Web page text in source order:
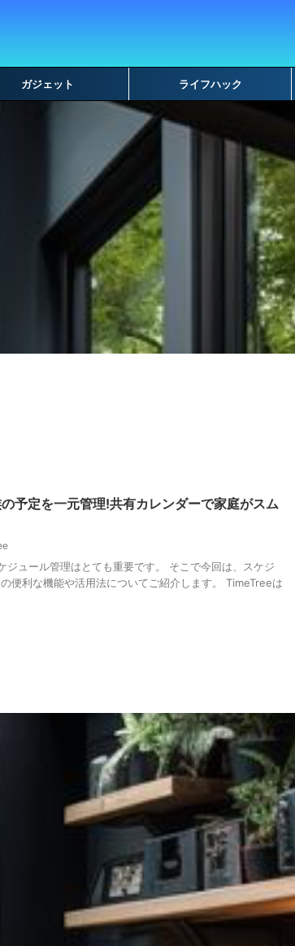
ガジェット ライフハック
予定を一元管理!共有カレンダーで家庭がスム
ジュール管理はとても重要です。 そこで今回は、スケジ
便利な機能や活用法についてご紹介します。 TimeTreeは